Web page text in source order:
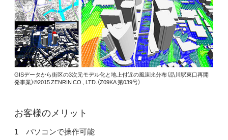
GISデータから街区の3次元モデル化と地上付近の風速比分布（品川駅東口再開
発事業）©2015 ZENRIN CO., LTD.（Z09KA 第039号）
お客様のメリット
パソコンで操作可能